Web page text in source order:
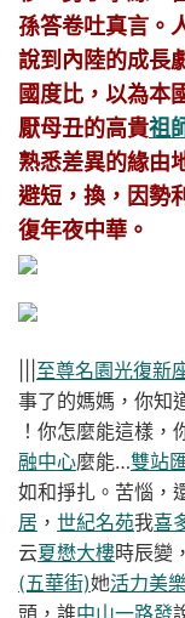
孫答卷吐真言。
說到內陸的成長
國度比，以為本
厭母丑的高貴祖
熟悉差異的緣由
避短，換，因勢
復年夜中華。
至尊名園光復新
事了的媽媽，你知
！你怎麼能這樣，
融中心麼能…雙站
如和掙扎。苦惱，
居 ， 世紀名苑我喜
云夏懋大樓時辰變
(五華街)她活力美